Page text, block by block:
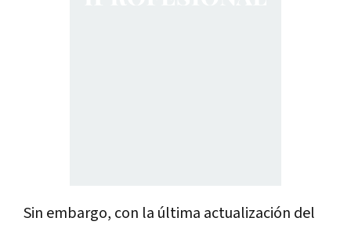
Sin embargo, con la última actualización del